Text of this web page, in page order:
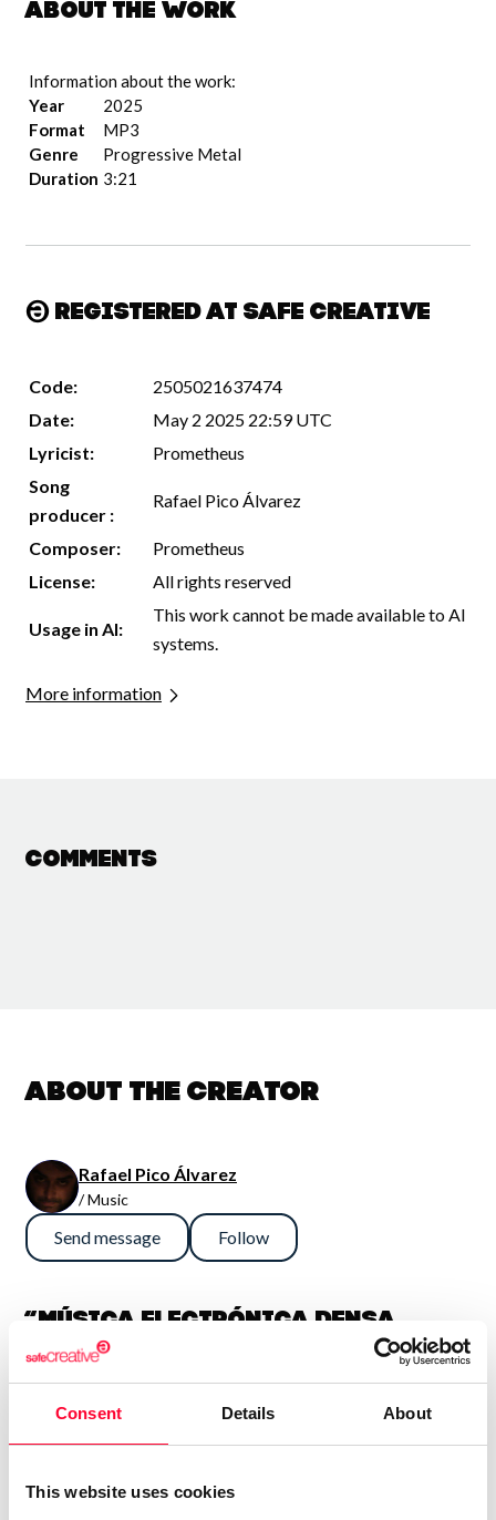
Consent Details About
This website uses cookies
About the work
Information about the work:
Year
2025
Format
MP3
Genre
Progressive Metal
Duration 3:21
Registered at Safe Creative
Code:
2505021637474
Date:
May 2 2025 22:59 UTC
Lyricist:
Prometheus
Song
producer :
Rafael Pico Álvarez
Composer:
Prometheus
License:
All rights reserved
Usage in AI:
This work cannot be made available to AI
systems.
More information
Comments
About the creator
Rafael Pico Álvarez
/ Music
Send message Follow
“Música electrónica densa,
sinfónica y potente. En general
son así, aunque también me
gusta la guitarra fuerte, con lo
que algún tema es más bien hard